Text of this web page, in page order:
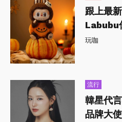
跟上最
Labubu
玩咖
流行
韓星代
品牌大